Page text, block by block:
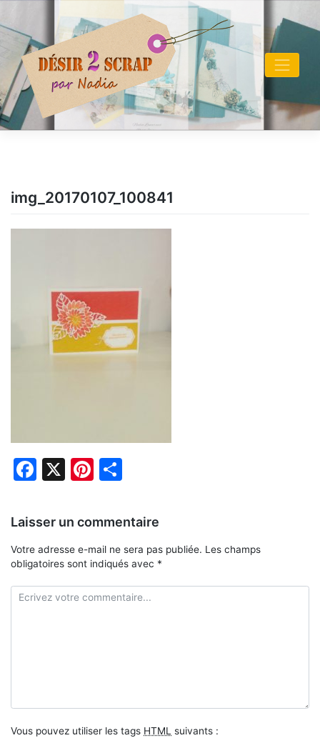
content
img_20170107_100841
Facebook
X Pinterest
Laisser un commentaire
Votre adresse e-mail ne sera pas publiée. Les champs
obligatoires sont indiqués avec *
Vous pouvez utiliser les tags HTML suivants :